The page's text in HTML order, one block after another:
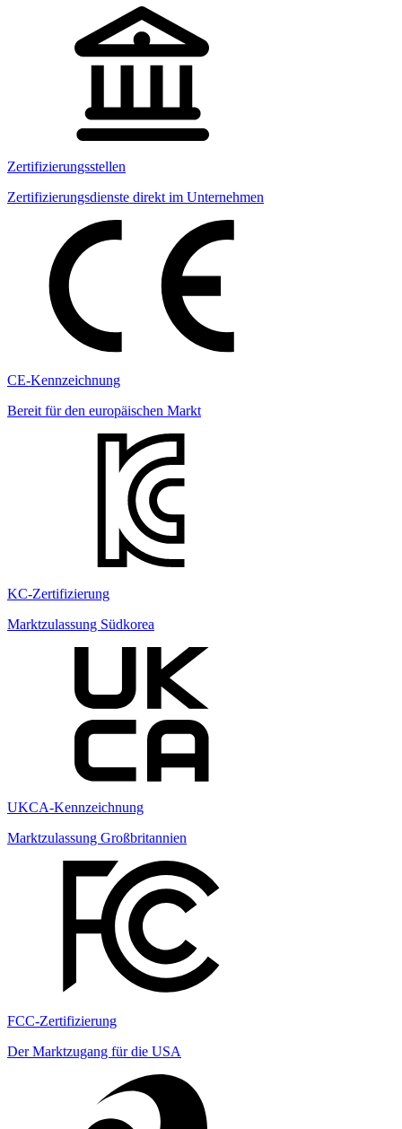
Zertifizierungsstellen
Zertifizierungsdienste direkt im Unternehmen
CE-Kennzeichnung
Bereit für den europäischen Markt
KC-Zertifizierung
Marktzulassung Südkorea
UKCA-Kennzeichnung
Marktzulassung Großbritannien
FCC-Zertifizierung
Der Marktzugang für die USA